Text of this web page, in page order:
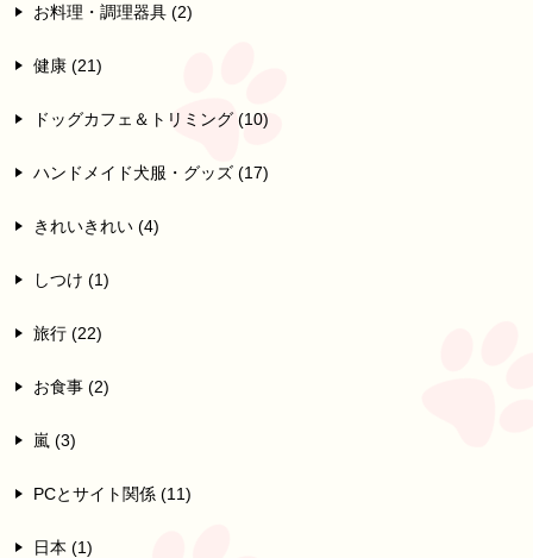
お料理・調理器具 (2)
健康 (21)
ドッグカフェ＆トリミング (10)
ハンドメイド犬服・グッズ (17)
きれいきれい (4)
しつけ (1)
旅行 (22)
お食事 (2)
嵐 (3)
PCとサイト関係 (11)
日本 (1)